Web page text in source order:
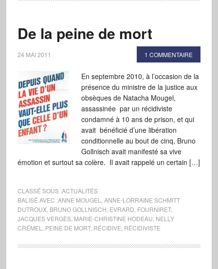
De la peine de mort
24 MAI 2011 1 COMMENTAIRE
En septembre 2010, à l’occasion de la
présence du ministre de la justice aux
obsèques de Natacha Mougel,
assassinée par un récidiviste
condamné à 10 ans de prison, et qui
avait bénéficié d’une libération
conditionnelle au bout de cinq, Bruno
Gollnisch avait manifesté sa vive
émotion et surtout sa colère. Il avait rappelé un certain […]
CLASSÉ SOUS :ACTUALITÉS
BALISÉ AVEC :ANNE MOUGEL
ANNE-LORRAINE SCHMITT
DUTROUX, BRUNO GOLLNISCH EVRARD FOURNIRET,
JACQUES VERGÈS, MARIE-CHRISTINE HODEAU NELLY
CRÉMEL
PEINE DE MORT, RÉCIDIVE RÉCIDIVISTE